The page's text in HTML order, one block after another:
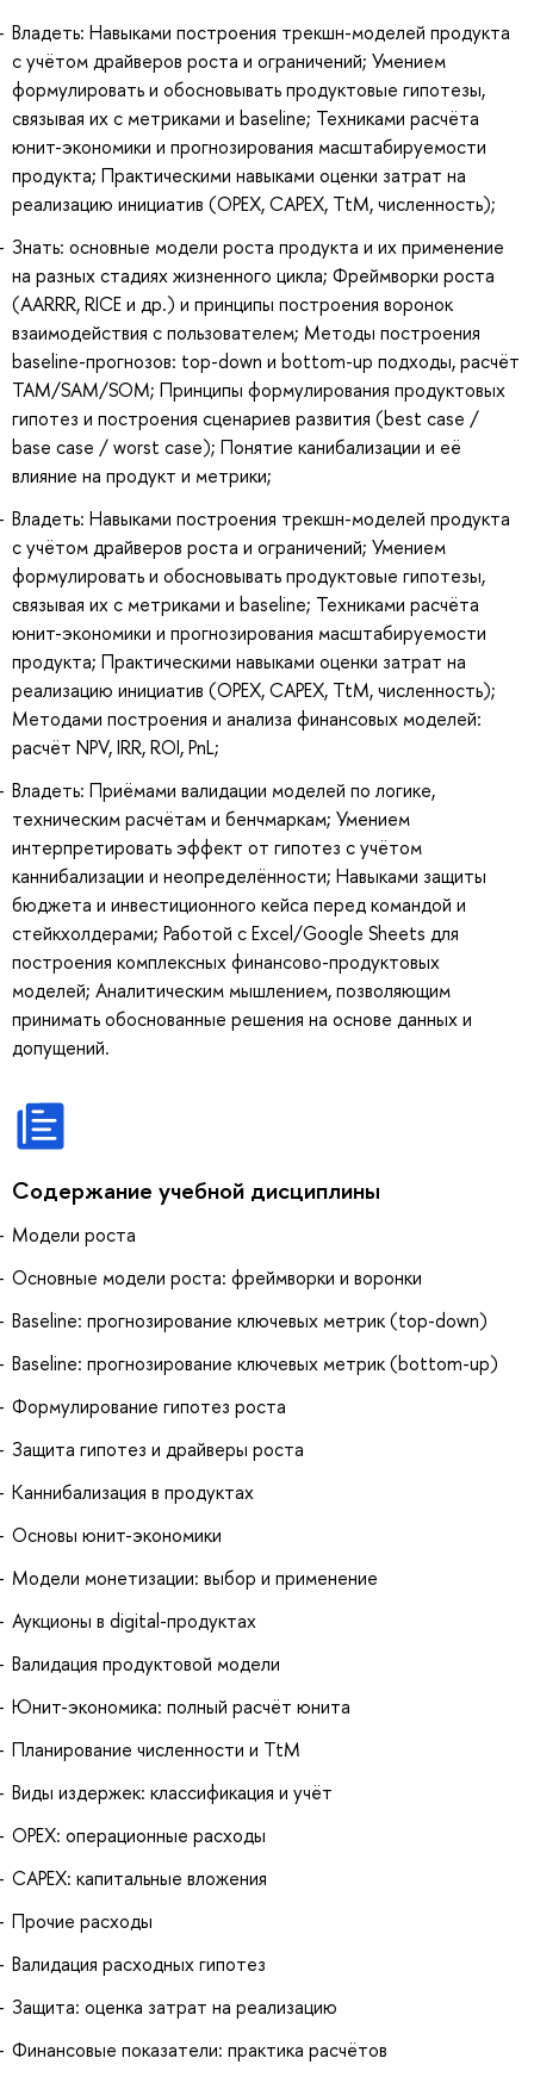
Владеть: Навыками построения трекшн-моделей продукта
с учётом драйверов роста и ограничений; Умением
формулировать и обосновывать продуктовые гипотезы,
связывая их с метриками и baseline; Техниками расчёта
юнит-экономики и прогнозирования масштабируемости
продукта; Практическими навыками оценки затрат на
реализацию инициатив (OPEX, CAPEX, TtM, численность);
Знать: основные модели роста продукта и их применение
на разных стадиях жизненного цикла; Фреймворки роста
(AARRR, RICE и др.) и принципы построения воронок
взаимодействия с пользователем; Методы построения
baseline-прогнозов: top-down и bottom-up подходы, расчёт
TAM/SAM/SOM; Принципы формулирования продуктовых
гипотез и построения сценариев развития (best case /
base case / worst case); Понятие канибализации и её
влияние на продукт и метрики;
Владеть: Навыками построения трекшн-моделей продукта
с учётом драйверов роста и ограничений; Умением
формулировать и обосновывать продуктовые гипотезы,
связывая их с метриками и baseline; Техниками расчёта
юнит-экономики и прогнозирования масштабируемости
продукта; Практическими навыками оценки затрат на
реализацию инициатив (OPEX, CAPEX, TtM, численность);
Методами построения и анализа финансовых моделей:
расчёт NPV, IRR, ROI, PnL;
Владеть: Приёмами валидации моделей по логике,
техническим расчётам и бенчмаркам; Умением
интерпретировать эффект от гипотез с учётом
каннибализации и неопределённости; Навыками защиты
бюджета и инвестиционного кейса перед командой и
стейкхолдерами; Работой с Excel/Google Sheets для
построения комплексных финансово-продуктовых
моделей; Аналитическим мышлением, позволяющим
принимать обоснованные решения на основе данных и
допущений.
Содержание учебной дисциплины
Модели роста
Основные модели роста: фреймворки и воронки
Baseline: прогнозирование ключевых метрик (top-down)
Baseline: прогнозирование ключевых метрик (bottom-up)
Формулирование гипотез роста
Защита гипотез и драйверы роста
Каннибализация в продуктах
Основы юнит-экономики
Модели монетизации: выбор и применение
Аукционы в digital-продуктах
Валидация продуктовой модели
Юнит-экономика: полный расчёт юнита
Планирование численности и TtM
Виды издержек: классификация и учёт
OPEX: операционные расходы
CAPEX: капитальные вложения
Прочие расходы
Валидация расходных гипотез
Защита: оценка затрат на реализацию
Финансовые показатели: практика расчётов